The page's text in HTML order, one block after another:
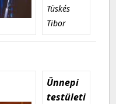
Tüskés
Tibor
Ünnepi
testületi